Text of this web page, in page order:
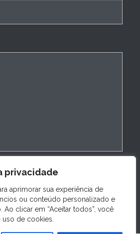
privacidade
aprimorar sua experiência de
ou conteúdo personalizado e
Ao clicar em “Aceitar todos”, você
de cookies.